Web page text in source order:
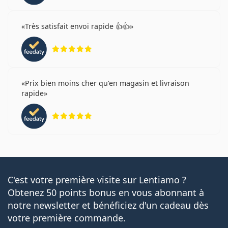
Très satisfait envoi rapide 👍👍
Prix bien moins cher qu'en magasin et livraison
rapide
C'est votre première visite sur Lentiamo ?
Obtenez 50 points bonus en vous abonnant à
notre newsletter et bénéficiez d'un cadeau dès
votre première commande.